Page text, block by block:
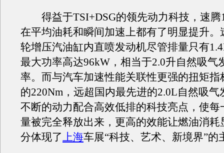
得益于TSI+DSG的领先动力科技，速腾
在平均油耗和瞬间加速上都有了明显提升。
轮增压汽油缸内直喷发动机尽管排量只有
最大功率高达96kW，相当于2.0升自然吸气
率。而与汽车加速性能关联性更强的扭矩指
的220Nm，远超国内最先进的2.0L自然吸气
不断的动力配合高效低排的科技亮点，使每
量被完全释放出来，更高的效能让燃油消耗
分体现了上海车展“科技、艺术、新境界”的